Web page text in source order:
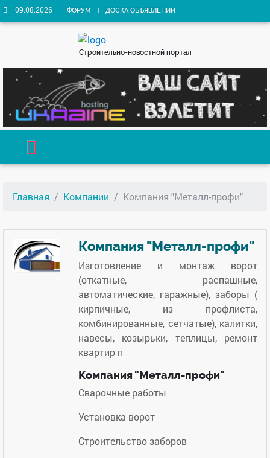
09.08.2026 ФОРУМ ДОСКА ОБЪЯВЛЕНИЙ
Строительно-новостной портал
Главная Компании Компания "Металл-профи"
Компания "Металл-профи"
Изготовление и монтаж ворот
(откатные, распашные,
автоматические, гаражные), заборы (
кирпичные, из профлиста,
комбинированные, сетчатые), калитки,
навесы, козырьки, теплицы, ремонт
квартир п
Компания "Металл-профи"
Сварочные работы
Установка ворот
Строительство заборов